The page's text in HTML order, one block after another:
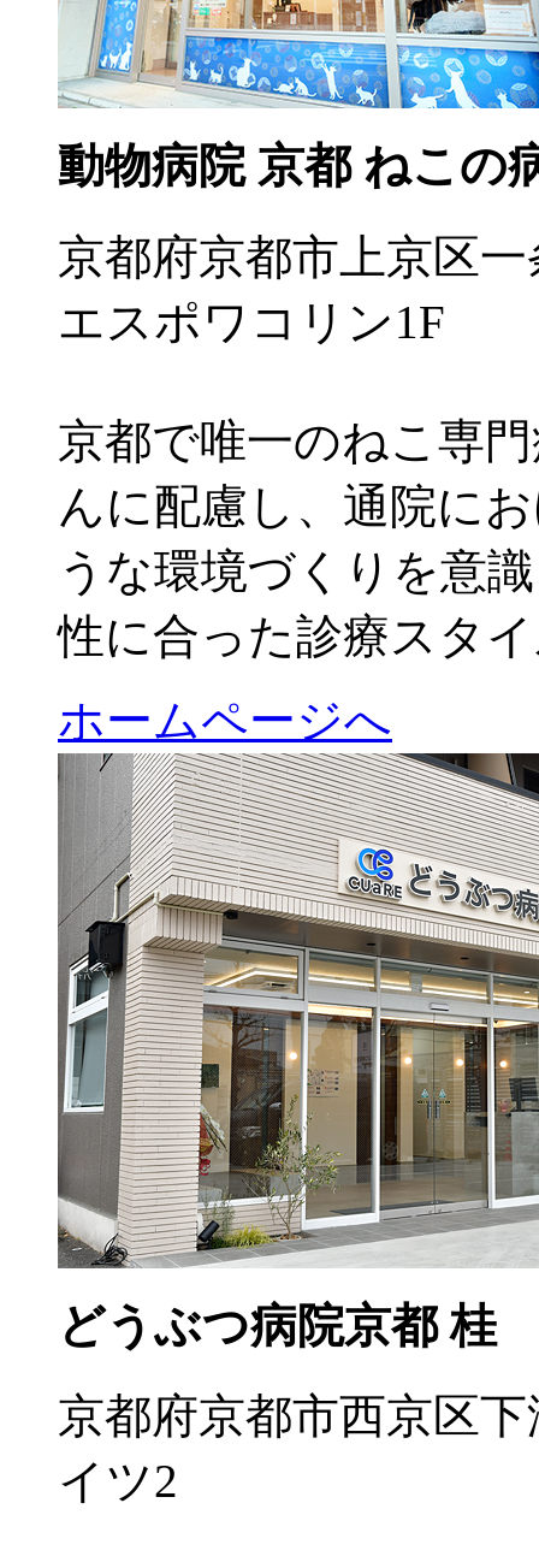
動物病院 京都 ねこの
京都府京都市上京区
エスポワコリン1F
京都で唯一のねこ専
んに配慮し、通院に
うな環境づくりを意
性に合った診療スタ
ホームページへ
どうぶつ病院京都 桂
京都府京都市西京区
イツ2